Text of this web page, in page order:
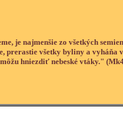
je najmenšie zo všetkých
prerastie všetky byliny a vyháňa
hniezdiť nebeské vtáky."